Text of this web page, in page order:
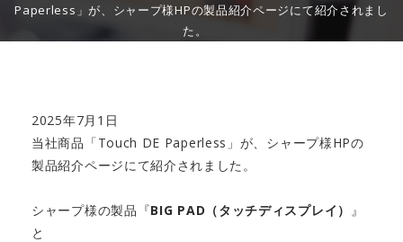
製品紹介 PRODUCTS
会社を知る
事業領域
数字で知る新東電算
Paperless」が、シャープ様HPの製品紹介ページにて紹介されまし
た。
2025年7月1日
当社商品「Touch DE Paperless」が、シャープ様HPの
製品紹介ページにて紹介されました。
シャープ様の製品『BIG PAD（タッチディスプレイ） 』
と